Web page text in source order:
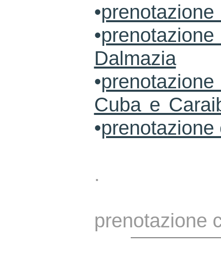
•
•
Dalmazia
•
Cuba e
•
.
prenotazione